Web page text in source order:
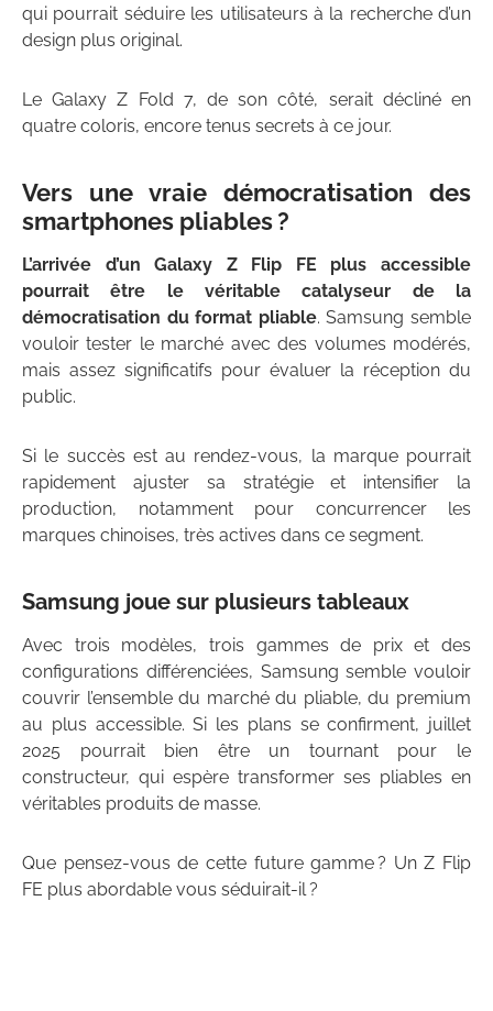
qui pourrait séduire les utilisateurs à la recherche d’un
design plus original.
Le Galaxy Z Fold 7, de son côté, serait décliné en
quatre coloris, encore tenus secrets à ce jour.
Vers une vraie démocratisation des
smartphones pliables ?
L’arrivée d’un Galaxy Z Flip FE plus accessible
pourrait être le véritable catalyseur de la
démocratisation du format pliable. Samsung semble
vouloir tester le marché avec des volumes modérés,
mais assez significatifs pour évaluer la réception du
public.
Si le succès est au rendez-vous, la marque pourrait
rapidement ajuster sa stratégie et intensifier la
production, notamment pour concurrencer les
marques chinoises, très actives dans ce segment.
Samsung joue sur plusieurs tableaux
Avec trois modèles, trois gammes de prix et des
configurations différenciées, Samsung semble vouloir
couvrir l’ensemble du marché du pliable, du premium
au plus accessible. Si les plans se confirment, juillet
2025 pourrait bien être un tournant pour le
constructeur, qui espère transformer ses pliables en
véritables produits de masse.
Que pensez-vous de cette future gamme ? Un Z Flip
FE plus abordable vous séduirait-il ?